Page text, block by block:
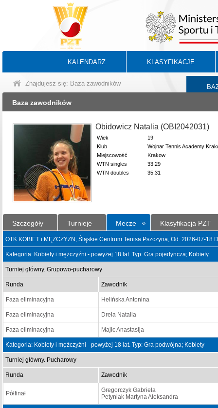
KALENDARZ KLASYFIKACJE
Znajdujesz się: Baza zawodników
Baza zawodników
Obidowicz Natalia (OBI2042031)
Wiek
19
Klub
Wojnar Tennis Academy
Miejscowość
Krakow
WTN singles
33,29
WTN doubles
35,31
Szczegóły Turnieje Mecze Klasyfikacja PZT
OTK KOBIET i MĘŻCZYZN, Śląskie Centrum Tenisa Pszczyna, Od: 2026-07-18
Kategoria: Kobiety i mężczyźni - powyżej 18 lat. Typ: Gra pojedyncza; Kobiety
Turniej główny. Grupowo-pucharowy
Runda Zawodnik
Faza eliminacyjna Helińska Antonina
Faza eliminacyjna Drela Natalia
Faza eliminacyjna Majic Anastasija
Kategoria: Kobiety i mężczyźni - powyżej 18 lat. Typ: Gra podwójna; Kobiety
Turniej główny. Pucharowy
Runda Zawodnik
Półfinał
Gregorczyk Gabriela
Petyniak Martyna Aleksandra